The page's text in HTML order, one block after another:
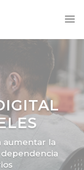
aumentar la